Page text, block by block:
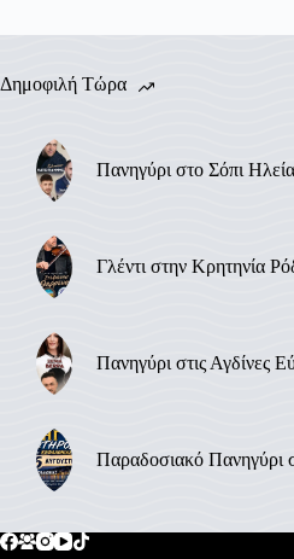
Δημοφιλή Τώρα
Πανηγύρι στο Σόπι
Γλέντι στην Κρητηνία
Πανηγύρι στις Αγδίνες
Παραδοσιακό Πανηγύρι